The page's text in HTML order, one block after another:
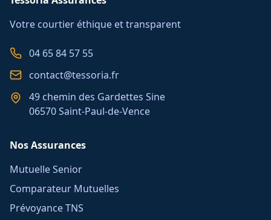
Votre courtier éthique et transparent
04 65 84 57 55
contact@tessoria.fr
49 chemin des Gardettes Sine
06570 Saint-Paul-de-Vence
Nos Assurances
Mutuelle Senior
Comparateur Mutuelles
Prévoyance TNS